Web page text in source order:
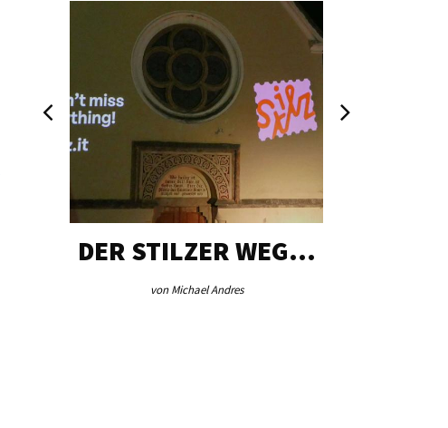
DER STILZER WEG…
von Michael Andres